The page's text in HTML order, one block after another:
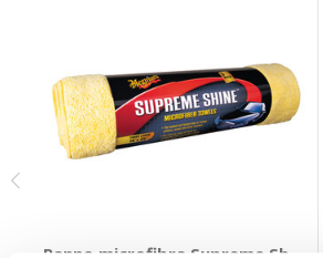
Panno microfibra Supreme Shine